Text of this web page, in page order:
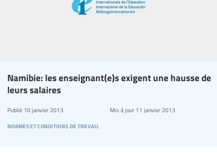
Namibie: les enseignant(e)s exigent une hausse de
leurs salaires
normes et conditions de travail
Publié 10 janvier 2013 Mis à jour11 janvier 2013